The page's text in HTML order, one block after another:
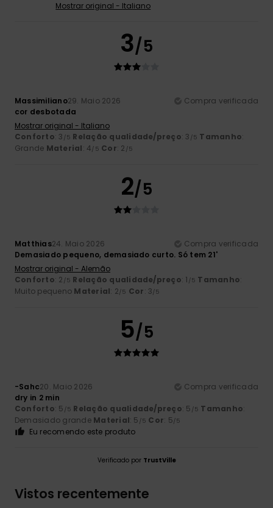
Mostrar original - Italiano
3/5
Massimiliano29. Maio 2026
Compra verificada
cor desbotada
Mostrar original - Italiano
Conforto: 3 /5 Relação qualidade/preço: 3 /5 Tamanho:
Grande Material: 4/5 Cor: 2 /5
2/5
Matthias24. Maio 2026
Compra verificada
Demasiado pequeno, demasiado curto. Só tem 21'
Mostrar original - Alemão
Conforto: 2 /5 Relação qualidade/preço: 1 /5 Tamanho:
Muito pequeno Material: 2/5 Cor: 3/5
5/5
-Sahc20. Maio 2026
Compra verificada
dry in 2 min
Conforto: 5 /5 Relação qualidade/preço: 5 /5 Tamanho:
Demasiado grande Material: 5 /5 Cor: 5/5
Eu recomendo este produto
Verificado por TrustVille
Vistos recentemente